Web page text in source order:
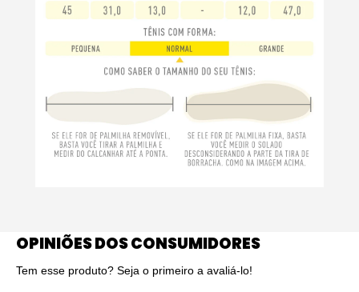
OPINIÕES DOS CONSUMIDORES
Tem esse produto? Seja o primeiro a avaliá-lo!